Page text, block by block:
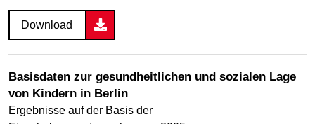
Download
Basisdaten zur gesundheitlichen und sozialen Lage
von Kindern in Berlin
Ergebnisse auf der Basis der